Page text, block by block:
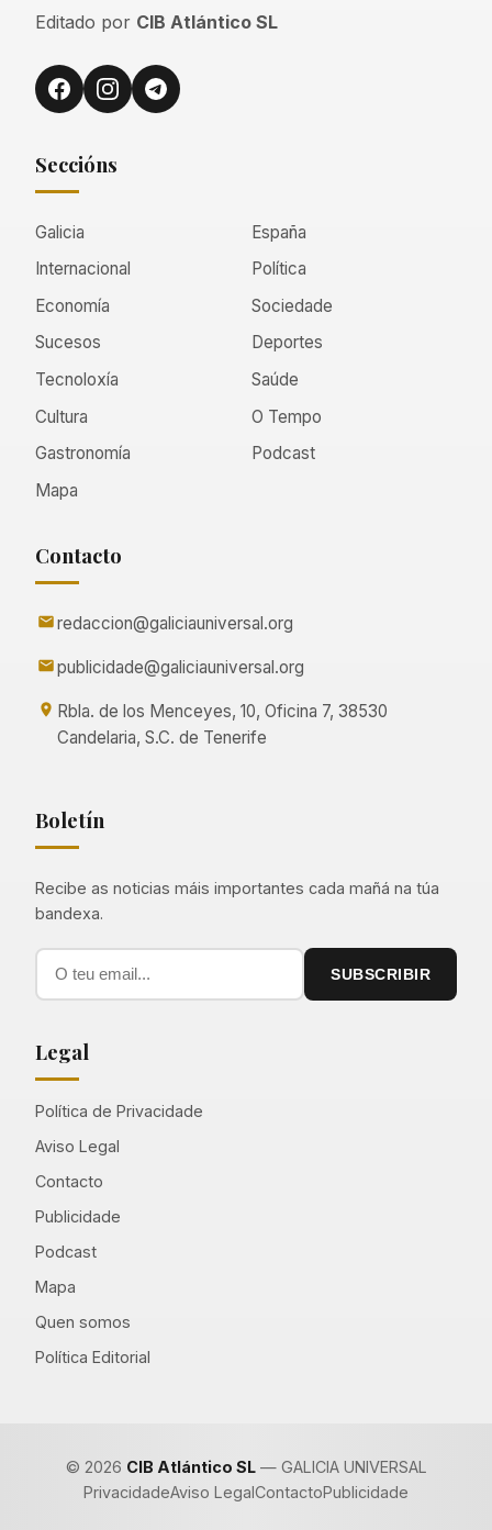
Editado por CIB Atlántico SL
Seccións
Galicia
España
Internacional
Política
Economía
Sociedade
Sucesos
Deportes
Tecnoloxía
Saúde
Cultura
O Tempo
Gastronomía
Podcast
Mapa
Contacto
redaccion@galiciauniversal.org
publicidade@galiciauniversal.org
Rbla. de los Menceyes, 10, Oficina 7, 38530
Candelaria, S.C. de Tenerife
Boletín
Recibe as noticias máis importantes cada mañá na túa
bandexa.
SUBSCRIBIR
Legal
Política de Privacidade
Aviso Legal
Contacto
Publicidade
Podcast
Mapa
Quen somos
Política Editorial
© 2026 CIB Atlántico SL— GALICIA UNIVERSAL
PrivacidadeAviso LegalContactoPublicidade